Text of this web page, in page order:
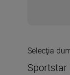
Selecţia
Sportstar